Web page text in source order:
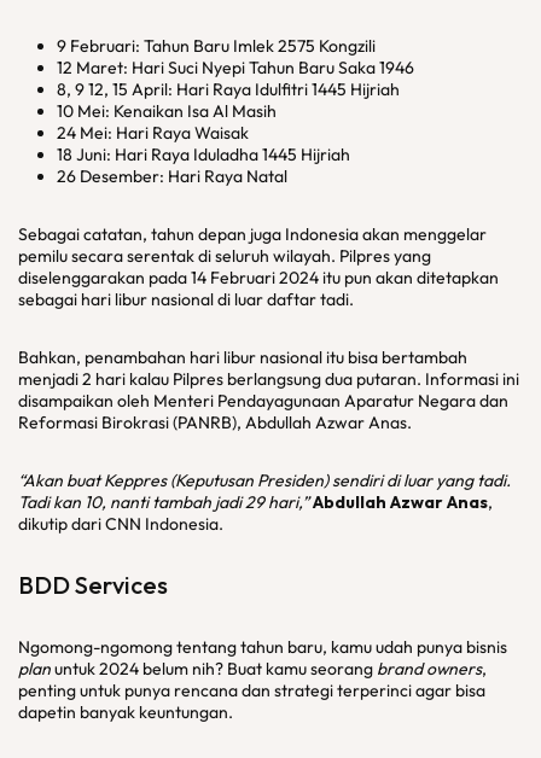
9 Februari: Tahun Baru Imlek 2575 Kongzili
12 Maret: Hari Suci Nyepi Tahun Baru Saka 1946
8, 9 12, 15 April: Hari Raya Idulfitri 1445 Hijriah
10 Mei: Kenaikan Isa Al Masih
24 Mei: Hari Raya Waisak
18 Juni: Hari Raya Iduladha 1445 Hijriah
26 Desember: Hari Raya Natal
Sebagai catatan, tahun depan juga Indonesia akan menggelar
pemilu secara serentak di seluruh wilayah. Pilpres yang
diselenggarakan pada 14 Februari 2024 itu pun akan ditetapkan
sebagai hari libur nasional di luar daftar tadi.
Bahkan, penambahan hari libur nasional itu bisa bertambah
menjadi 2 hari kalau Pilpres berlangsung dua putaran. Informasi ini
disampaikan oleh Menteri Pendayagunaan Aparatur Negara dan
Reformasi Birokrasi (PANRB), Abdullah Azwar Anas.
“Akan buat Keppres (Keputusan Presiden) sendiri di luar yang tadi.
Tadi kan 10, nanti tambah jadi 29 hari,”Abdullah Azwar Anas,
dikutip dari CNN Indonesia.
BDDServices
Ngomong-ngomong tentang tahun baru, kamu udah punya bisnis
planuntuk 2024 belum nih? Buat kamu seorang brand owners,
penting untuk punya rencana dan strategi terperinci agar bisa
dapetin banyak keuntungan.